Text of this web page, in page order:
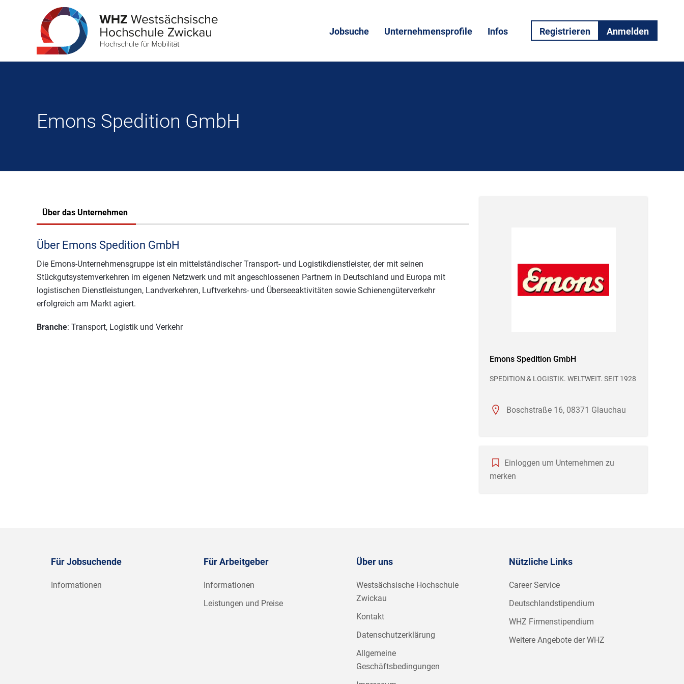
Jobsuche Unternehmensprofile Infos Registrieren Anmelden
Emons Spedition GmbH
Über das Unternehmen
Über Emons Spedition GmbH
Die Emons-Unternehmensgruppe ist ein mittelständischer Transport- und Logistikdienstleister, der mit seinen
Stückgutsystemverkehren im eigenen Netzwerk und mit angeschlossenen Partnern in Deutschland und Europa mit
logistischen Dienstleistungen, Landverkehren, Luftverkehrs- und Überseeaktivitäten sowie Schienengüterverkehr
erfolgreich am Markt agiert.
Branche: Transport, Logistik und Verkehr
Emons Spedition GmbH
SPEDITION & LOGISTIK. WELTWEIT. SEIT 1928
Boschstraße 16, 08371 Glauchau
Einloggen um Unternehmen zu
merken
Für Jobsuchende
Informationen
Für Arbeitgeber
Informationen
Leistungen und Preise
Über uns
Westsächsische Hochschule
Zwickau
Kontakt
Datenschutzerklärung
Allgemeine
Geschäftsbedingungen
Nützliche Links
Career Service
Deutschlandstipendium
WHZ Firmenstipendium
Weitere Angebote der WHZ